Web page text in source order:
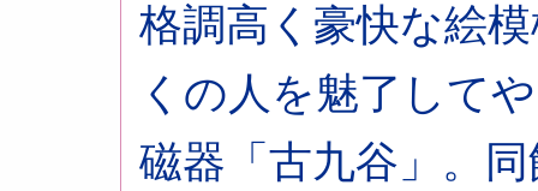
格調高く豪快な絵
くの人を魅了して
磁器「古九谷」。